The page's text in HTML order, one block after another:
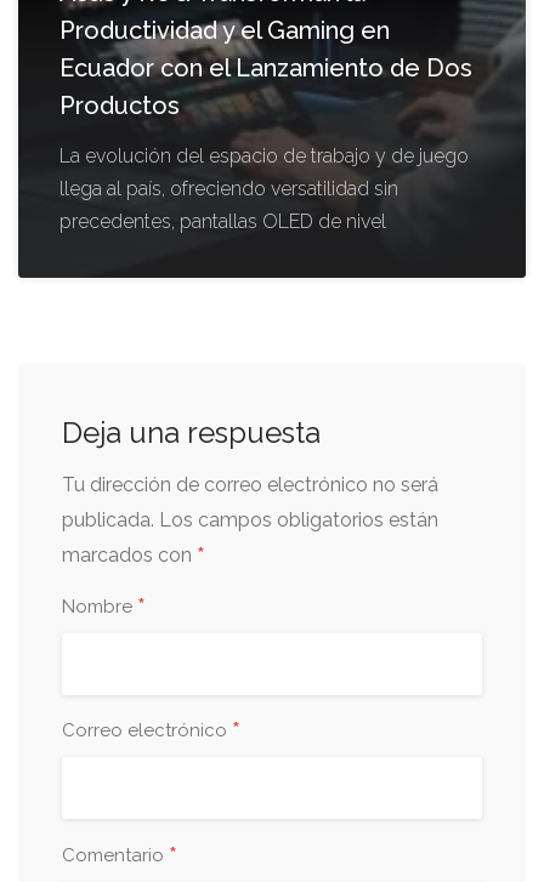
Productividad y el Gaming en
Ecuador con el Lanzamiento de Dos
Productos
La evolución del espacio de trabajo y de juego
llega al país, ofreciendo versatilidad sin
precedentes, pantallas OLED de nivel
Deja una respuesta
Tu dirección de correo electrónico no será
publicada. Los campos obligatorios están
marcados con *
Nombre *
Correo electrónico *
Comentario *